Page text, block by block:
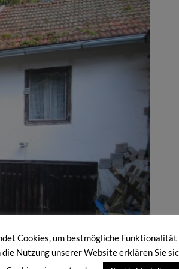
Cookies, um bestmögliche Funktionalität
Nutzung unserer Website erklären Sie